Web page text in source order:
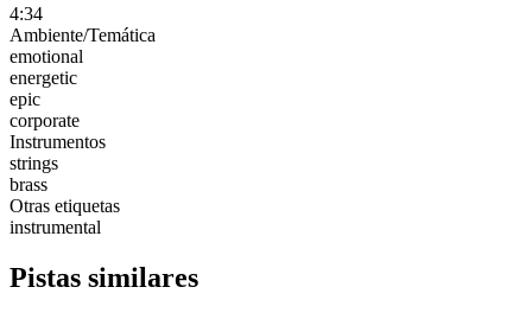
4:34
Ambiente/Temática
emotional
energetic
epic
corporate
Instrumentos
strings
brass
Otras etiquetas
instrumental
Pistas similares